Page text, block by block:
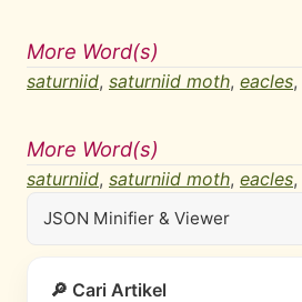
More Word(s)
saturniid, saturniid moth, eacles,
More Word(s)
saturniid, saturniid moth, eacles,
JSON Minifier & Viewer
🔎 Cari Artikel